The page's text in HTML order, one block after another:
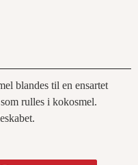
blandes til en ensartet
rulles i kokosmel.